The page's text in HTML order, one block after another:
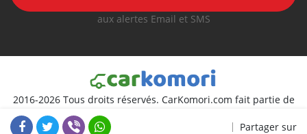
Partager sur
aux alertes Email et SMS
2016-2026 Tous droits réservés. CarKomori.com fait partie de
, premiers sites d'annonces automobiles en